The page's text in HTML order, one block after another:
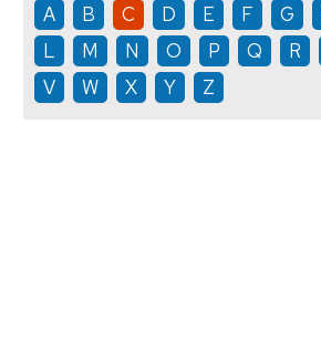
A B C D E F G
L
M N O P Q R
V
W X Y Z